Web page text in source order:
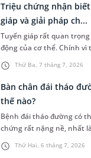
Thứ Ba, 7 tháng 7, 2026
Triệu chứng nhận
giáp và giải pháp ch...
Tuyến giáp rất quan
động của cơ thể. Chính vì
của tuyến giáp bất
hưởng đến sức khỏe. Dưới
biết tình trạng rối loạn
Thứ Hai, 6 tháng 7, 2026
Bàn chân đái tháo
thế nào?
Bệnh đái tháo đường có
chứng rất nặng nề, nhất
về thần kinh và lưu thông
nguy cơ loét bàn chân,